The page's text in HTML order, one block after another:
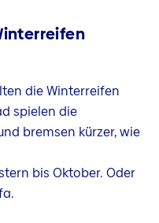
die Winterreifen
spielen die
bremsen kürzer, wie
bis Oktober. Oder